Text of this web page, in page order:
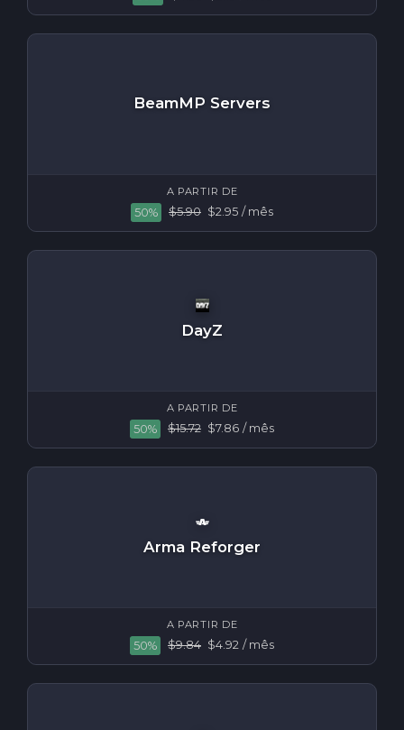
BeamMP Servers
A PARTIR DE
50% $5.90 $2.95 / mês
DayZ
A PARTIR DE
50% $15.72 $7.86 / mês
Arma Reforger
A PARTIR DE
50% $9.84 $4.92 / mês